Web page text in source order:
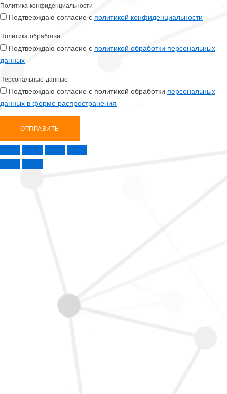
Политика конфиденциальности
Подтверждаю согласие с политикой конфиденциальности
Политика обработки
Подтверждаю согласие с политикой обработки персональных
данных
Персональные данные
Подтверждаю согласие с политикой обработки персональных
данных в форме распространения
ОТПРАВИТЬ